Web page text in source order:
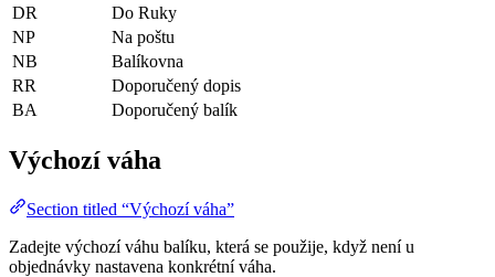
DR
Do Ruky
NP
Na poštu
NB
Balíkovna
RR
Doporučený dopis
BA
Doporučený balík
Výchozí váha
Section titled “Výchozí váha”
Zadejte výchozí váhu balíku, která se použije, když není u
objednávky nastavena konkrétní váha.